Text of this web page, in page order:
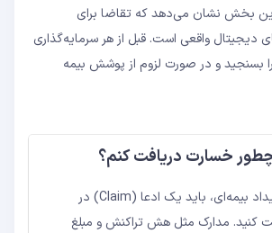
این بخش نشان می‌دهد که تقاضا برای
دیجیتال واقعی است. قبل از هر سرمایه‌گذاری
بسنجید و در صورت لزوم از پوشش بیمه
خسارت دریافت کنم؟
پس از وقوع رویداد بیمه‌ای، باید یک ادعا (Claim) در
کنید. مدارک مثل هش تراکنش و مبلغ